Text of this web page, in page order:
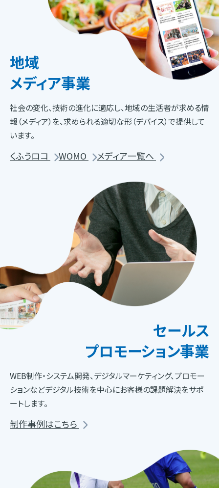
地域
メディア事業
社会の変化、技術の進化に適応し、地域の生活者が求める情
報（メディア）を、求められる適切な形（デバイス）で提供して
います。
くふうロコ WOMO メディア一覧へ
セールス
プロモーション事業
WEB制作・システム開発、デジタルマーケティング、プロモー
ションなどデジタル技術を中心にお客様の課題解決をサポ
ートします。
制作事例はこちら